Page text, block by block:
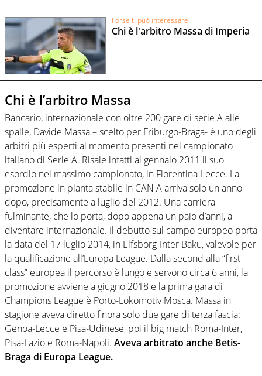
Forse ti può interessare
Chi è l'arbitro Massa di Imperia
Chi è l’arbitro Massa
Bancario, internazionale con oltre 200 gare di serie A alle
spalle, Davide Massa – scelto per Friburgo-Braga- è uno degli
arbitri più esperti al momento presenti nel campionato
italiano di Serie A. Risale infatti al gennaio 2011 il suo
esordio nel massimo campionato, in Fiorentina-Lecce. La
promozione in pianta stabile in CAN A arriva solo un anno
dopo, precisamente a luglio del 2012. Una carriera
fulminante, che lo porta, dopo appena un paio d’anni, a
diventare internazionale. Il debutto sul campo europeo porta
la data del 17 luglio 2014, in Elfsborg-Inter Baku, valevole per
la qualificazione all’Europa League. Dalla second alla “first
class” europea il percorso è lungo e servono circa 6 anni, la
promozione avviene a giugno 2018 e la prima gara di
Champions League è Porto-Lokomotiv Mosca. Massa in
stagione aveva diretto finora solo due gare di terza fascia:
Genoa-Lecce e Pisa-Udinese, poi il big match Roma-Inter,
Pisa-Lazio e Roma-Napoli. Aveva arbitrato anche Betis-
Braga di Europa League.